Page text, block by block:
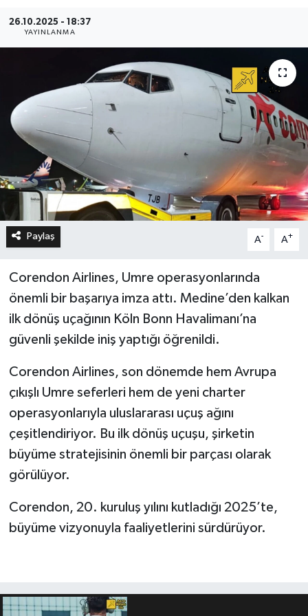
26.10.2025 - 18:37
YAYINLANMA
Paylaş A- A+
Corendon Airlines, Umre operasyonlarında
önemli bir başarıya imza attı. Medine’den kalkan
ilk dönüş uçağının Köln Bonn Havalimanı’na
güvenli şekilde iniş yaptığı öğrenildi.
Corendon Airlines, son dönemde hem Avrupa
çıkışlı Umre seferleri hem de yeni charter
operasyonlarıyla uluslararası uçuş ağını
çeşitlendiriyor. Bu ilk dönüş uçuşu, şirketin
büyüme stratejisinin önemli bir parçası olarak
görülüyor.
Corendon, 20. kuruluş yılını kutladığı 2025’te,
büyüme vizyonuyla faaliyetlerini sürdürüyor.